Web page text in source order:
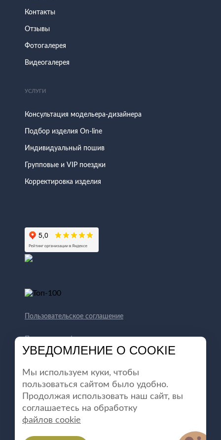
Контакты
Отзывы
Фотогалерея
Видеогалерея
УСЛУГИ
Консультация модельера-дизайнера
Подбор изделия On-line
Индивидуальный пошив
Групповые и VIP поездки
Корректировка изделия
Пользовательское соглашение
УВЕДОМЛЕНИЕ О COOKIE
Мы используем куки, чтобы
пользоваться сайтом было удобно.
Продолжая использовать наш сайт, вы
соглашаетесь на обработку
файлов cookie